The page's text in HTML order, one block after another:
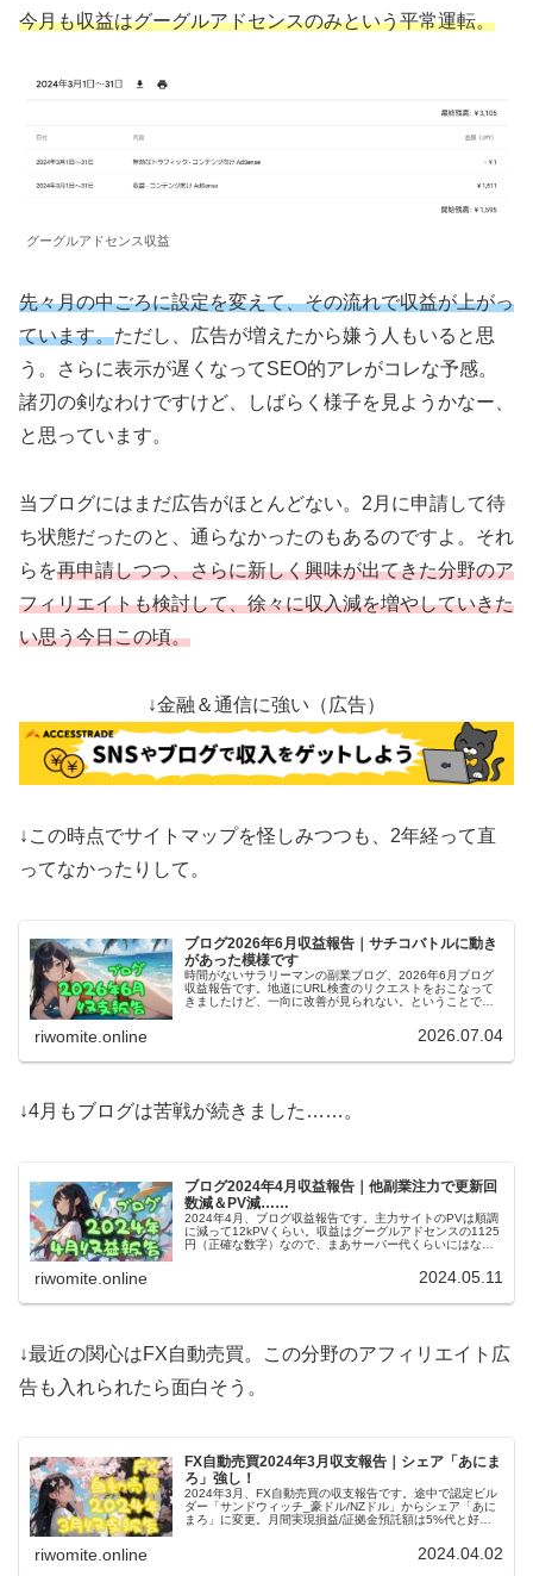
今月も収益はグーグルアドセンスのみという平常運転。
グーグルアドセンス収益
先々月の中ごろに設定を変えて、その流れで収益が上がっ
ています。ただし、広告が増えたから嫌う人もいると思
う。さらに表示が遅くなってSEO的アレがコレな予感。
諸刃の剣なわけですけど、しばらく様子を見ようかなー、
と思っています。
当ブログにはまだ広告がほとんどない。2月に申請して待
ち状態だったのと、通らなかったのもあるのですよ。それ
らを再申請しつつ、さらに新しく興味が出てきた分野のア
フィリエイトも検討して、徐々に収入減を増やしていきた
い思う今日この頃。
↓金融＆通信に強い（広告）
↓この時点でサイトマップを怪しみつつも、2年経って直
ってなかったりして。
ブログ2026年6月収益報告｜サチコバトルに動き
があった模様です
時間がないサラリーマンの副業ブログ、2026年6月ブログ
収益報告です。地道にURL検査のリクエストをおこなって
きましたけど、一向に改善が見られない。ということでサ
riwomite.online 2026.07.04
↓4月もブログは苦戦が続きました……。
ブログ2024年4月収益報告｜他副業注力で更新回
数減＆PV減……
2024年4月、ブログ収益報告です。主力サイトのPVは順調
に減って12kPVくらい。収益はグーグルアドセンスの1125
円（正確な数字）なので、まあサーバー代くらいにはなり
riwomite.online 2024.05.11
↓最近の関心はFX自動売買。この分野のアフィリエイト広
告も入れられたら面白そう。
FX自動売買2024年3月収支報告｜シェア「あにま
ろ」強し！
2024年3月、FX自動売買の収支報告です。途中で認定ビル
ダー「サンドウィッチ_豪ドル/NZドル」からシェア「あに
まろ」に変更。月間実現損益/証拠金預託額は5%代と好調
riwomite.online 2024.04.02